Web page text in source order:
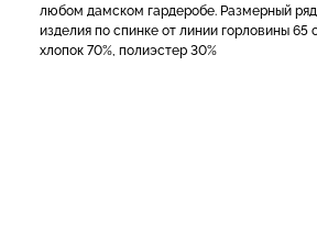
любом дамском гардеробе. Размерный
изделия по спинке от линии горловины 65
хлопок 70%, полиэстер 30%